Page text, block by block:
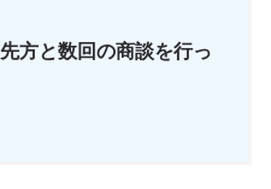
先方と数回の商談を行っ